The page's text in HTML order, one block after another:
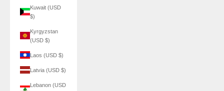
Kuwait (USD
$)
Kyrgyzstan
(USD $)
Laos (USD $)
Latvia (USD $)
Lebanon (USD